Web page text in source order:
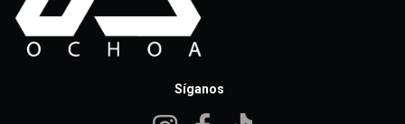
Síganos